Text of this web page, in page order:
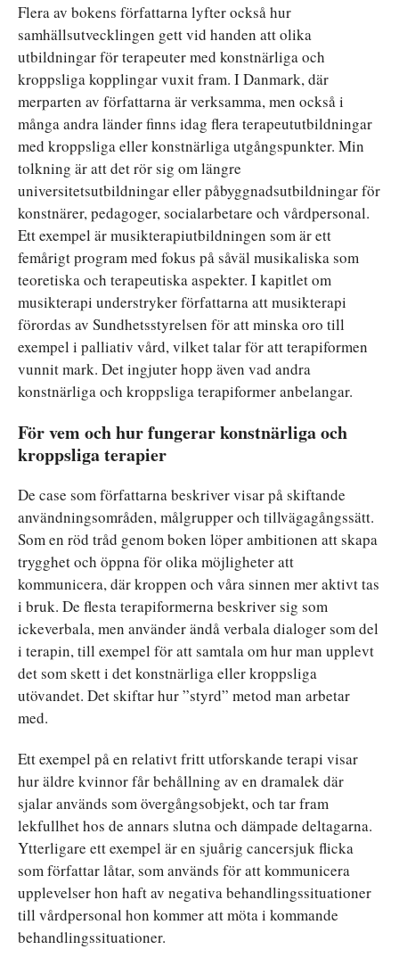
Flera av bokens författarna lyfter också hur
samhällsutvecklingen gett vid handen att olika
utbildningar för terapeuter med konstnärliga och
kroppsliga kopplingar vuxit fram. I Danmark, där
merparten av författarna är verksamma, men också i
många andra länder finns idag flera terapeututbildningar
med kroppsliga eller konstnärliga utgångspunkter. Min
tolkning är att det rör sig om längre
universitetsutbildningar eller påbyggnadsutbildningar för
konstnärer, pedagoger, socialarbetare och vårdpersonal.
Ett exempel är musikterapiutbildningen som är ett
femårigt program med fokus på såväl musikaliska som
teoretiska och terapeutiska aspekter. I kapitlet om
musikterapi understryker författarna att musikterapi
förordas av Sundhetsstyrelsen för att minska oro till
exempel i palliativ vård, vilket talar för att terapiformen
vunnit mark. Det ingjuter hopp även vad andra
konstnärliga och kroppsliga terapiformer anbelangar.
För vem och hur fungerar konstnärliga och
kroppsliga terapier
De case som författarna beskriver visar på skiftande
användningsområden, målgrupper och tillvägagångssätt.
Som en röd tråd genom boken löper ambitionen att skapa
trygghet och öppna för olika möjligheter att
kommunicera, där kroppen och våra sinnen mer aktivt tas
i bruk. De flesta terapiformerna beskriver sig som
ickeverbala, men använder ändå verbala dialoger som del
i terapin, till exempel för att samtala om hur man upplevt
det som skett i det konstnärliga eller kroppsliga
utövandet. Det skiftar hur ”styrd” metod man arbetar
med.
Ett exempel på en relativt fritt utforskande terapi visar
hur äldre kvinnor får behållning av en dramalek där
sjalar används som övergångsobjekt, och tar fram
lekfullhet hos de annars slutna och dämpade deltagarna.
Ytterligare ett exempel är en sjuårig cancersjuk flicka
som författar låtar, som används för att kommunicera
upplevelser hon haft av negativa behandlingssituationer
till vårdpersonal hon kommer att möta i kommande
behandlingssituationer.